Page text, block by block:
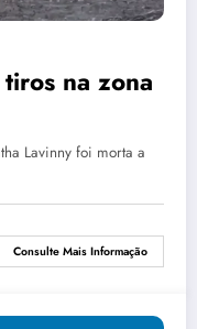
na zona
Lavinny foi morta a
Consulte Mais Informação